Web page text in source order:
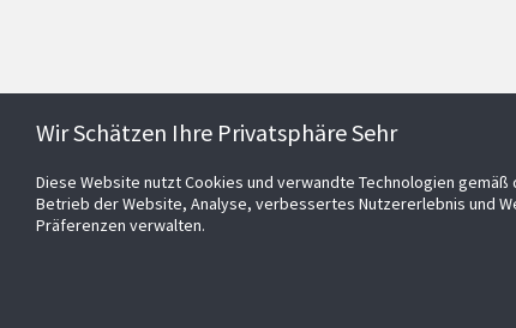
Wir Schätzen Ihre Privatsphäre Sehr
Diese Website nutzt Cookies und verwandte Technologien
Betrieb der Website, Analyse, verbessertes Nutzererlebnis und
Präferenzen verwalten.